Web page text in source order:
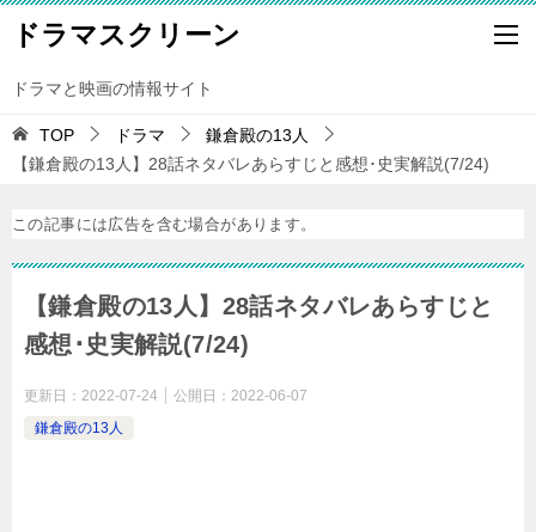
ドラマスクリーン
ドラマと映画の情報サイト
TOP ドラマ
鎌倉殿の13人
【鎌倉殿の13人】28話ネタバレあらすじと感想･史実解説(7/24)
この記事には広告を含む場合があります。
【鎌倉殿の13人】28話ネタバレあらすじと
感想･史実解説(7/24)
更新日： 2022-07-24 公開日： 2022-06-07
鎌倉殿の13人